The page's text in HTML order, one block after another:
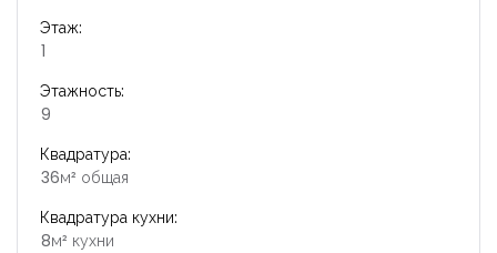
Этаж:
1
Этажность:
9
Квадратура:
36м² общая
Квадратура кухни:
8м² кухни